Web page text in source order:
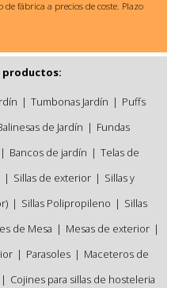
fábrica a precios de coste. Plazo
productos:
| Tumbonas Jardín | Puffs
de Jardín | Fundas
| Bancos de jardín | Telas de
| Sillas de exterior | Sillas y
| Sillas Polipropileno | Sillas
de Mesa | Mesas de exterior |
| Parasoles | Maceteros de
| Cojines para sillas de hosteleria